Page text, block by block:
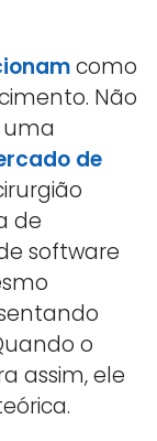
como
Não
de
de
software
o
assim, ele